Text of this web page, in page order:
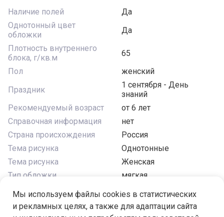
Наличие полей
Да
Однотонный цвет
обложки
Да
Плотность внутреннего
блока, г/кв.м
65
Пол
женский
Праздник
1 сентября - День
знаний
Рекомендуемый возраст
от 6 лет
Справочная информация
нет
Страна происхождения
Россия
Тема рисунка
Однотонные
Тема рисунка
Женская
Тип обложки
мягкая
Формат
Цвет бумаги (блока)
белый
Мы используем файлы cookies в статистических
и рекламных целях, а также для адаптации сайта